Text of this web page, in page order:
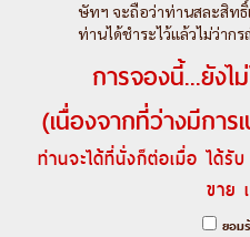
ษัทฯ จะถือว่าท่านสละสิท
ท่านได้ชำระไว้แล้วไม่ว่าก
การจองนี้...ยังไ
(เนื่องจากที่ว่างมีการ
ท่านจะได้ที่นั่งก็ต่อเมื่อ ได้
ขาย
ยอม